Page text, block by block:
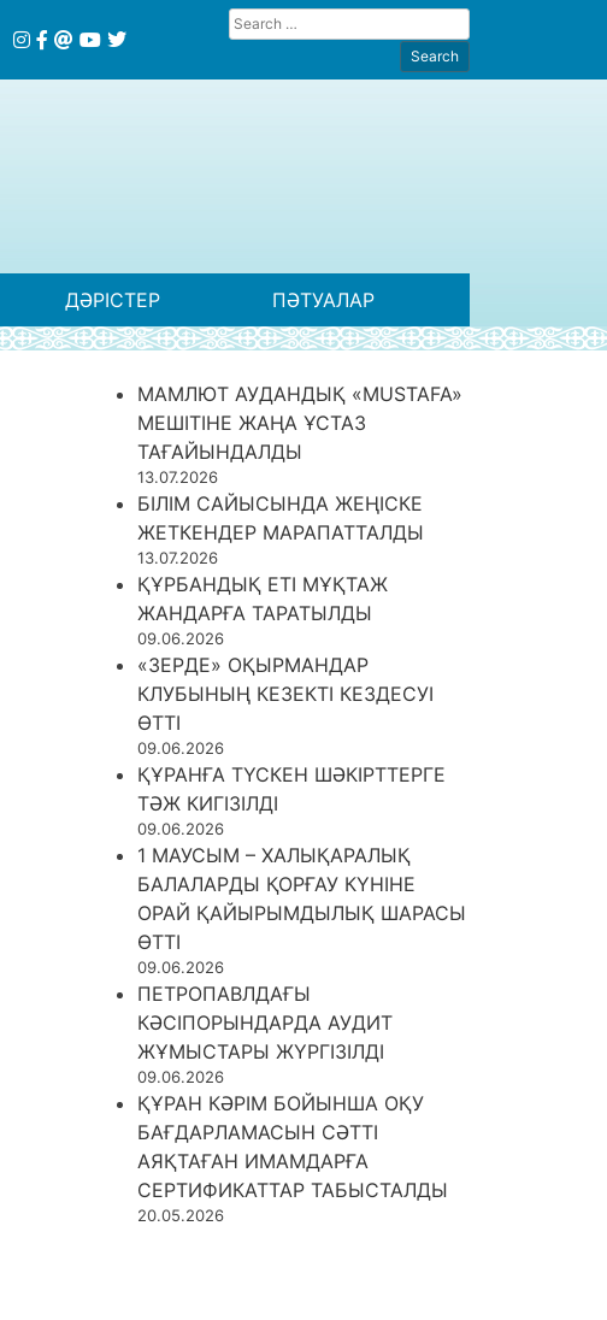
ДӘРІСТЕР ПӘТУАЛАР
МАМЛЮТ АУДАНДЫҚ «MUSTAFA»
МЕШІТІНЕ ЖАҢА ҰСТАЗ
ТАҒАЙЫНДАЛДЫ
13.07.2026
БІЛІМ САЙЫСЫНДА ЖЕҢІСКЕ
ЖЕТКЕНДЕР МАРАПАТТАЛДЫ
13.07.2026
ҚҰРБАНДЫҚ ЕТІ МҰҚТАЖ
ЖАНДАРҒА ТАРАТЫЛДЫ
09.06.2026
«ЗЕРДЕ» ОҚЫРМАНДАР
КЛУБЫНЫҢ КЕЗЕКТІ КЕЗДЕСУІ
ӨТТІ
09.06.2026
ҚҰРАНҒА ТҮСКЕН ШӘКІРТТЕРГЕ
ТӘЖ КИГІЗІЛДІ
09.06.2026
1 МАУСЫМ – ХАЛЫҚАРАЛЫҚ
БАЛАЛАРДЫ ҚОРҒАУ КҮНІНЕ
ОРАЙ ҚАЙЫРЫМДЫЛЫҚ ШАРАСЫ
ӨТТІ
09.06.2026
ПЕТРОПАВЛДАҒЫ
КӘСІПОРЫНДАРДА АУДИТ
ЖҰМЫСТАРЫ ЖҮРГІЗІЛДІ
09.06.2026
ҚҰРАН КӘРІМ БОЙЫНША ОҚУ
БАҒДАРЛАМАСЫН СӘТТІ
АЯҚТАҒАН ИМАМДАРҒА
СЕРТИФИКАТТАР ТАБЫСТАЛДЫ
20.05.2026